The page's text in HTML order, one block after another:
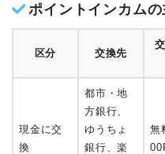
ポイントインカム
区分 交換先
現金に交
換
都市・地
方銀行、
ゆうちょ
銀行、楽
無